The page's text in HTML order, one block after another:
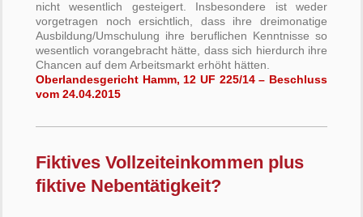
nicht wesentlich gesteigert. Insbesondere ist weder
vorgetragen noch ersichtlich, dass ihre dreimonatige
Ausbildung/Umschulung ihre beruflichen Kenntnisse so
wesentlich vorangebracht hätte, dass sich hierdurch ihre
Chancen auf dem Arbeitsmarkt erhöht hätten.
Oberlandesgericht Hamm, 12 UF 225/14 – Beschluss
vom 24.04.2015
Fiktives Vollzeiteinkommen plus
fiktive Nebentätigkeit?